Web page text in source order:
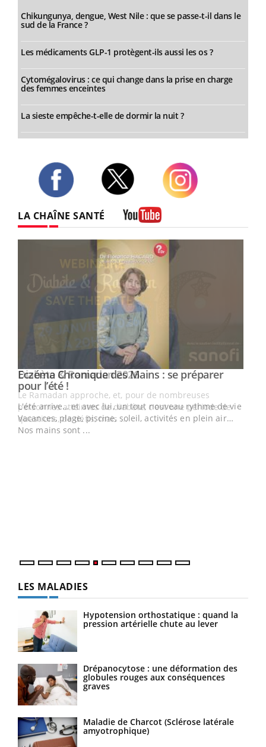
Chikungunya, dengue, West Nile : que se passe-t-il dans le
sud de la France ?
Les médicaments GLP-1 protègent-ils aussi les os ?
Cytomégalovirus : ce qui change dans la prise en charge
des femmes enceintes
La sieste empêche-t-elle de dormir la nuit ?
LA CHAÎNE SANTÉ
Youtube
Eczéma Chronique des Mains : se préparer
pour l’été !Youtube
L'été arrive… et avec lui, un tout nouveau rythme de vie !
Vacances, plage, piscine, soleil, activités en plein air…
Nos mains sont ...
Youtube
Diabète & Ramadan 2026Youtube
Le Ramadan approche, et, pour de nombreuses
personnes atteintes de diabète, c'est une période de
questions, de défis, mais ...
LES MALADIES
Hypotension orthostatique : quand la
pression artérielle chute au lever
Drépanocytose : une déformation des
globules rouges aux conséquences
graves
Maladie de Charcot (Sclérose latérale
amyotrophique)